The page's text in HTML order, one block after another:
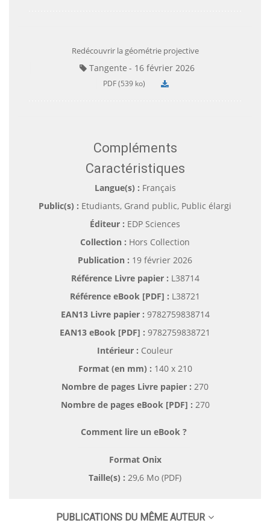
Redécouvrir la géométrie projective
Tangente 16 février 2026
PDF (539 ko)
Compléments
Caractéristiques
Langue(s) : Français
Public(s) : Etudiants, Grand public, Public élargi
Éditeur : EDP Sciences
Collection : Hors Collection
Publication : 19 février 2026
Référence Livre papier : L38714
Référence eBook [PDF] : L38721
EAN13 Livre papier : 9782759838714
EAN13 eBook [PDF] : 9782759838721
Intérieur : Couleur
Format (en mm) : 140 x 210
Nombre de pages Livre papier : 270
Nombre de pages eBook [PDF] : 270
Comment lire un eBook ?
Format Onix
Taille(s) : 29,6 Mo (PDF)
PUBLICATIONS DU MÊME AUTEUR